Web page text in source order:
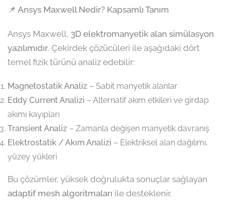
📌 Ansys Maxwell Nedir? Kapsamlı Tanım
Ansys Maxwell, 3D elektromanyetik alan simülasyon
yazılımıdır. Çekirdek çözücüleri ile aşağıdaki dört
temel fizik türünü analiz edebilir:
Magnetostatik Analiz – Sabit manyetik alanlar
Eddy Current Analizi – Alternatif akım etkileri ve girdap
akımı kayıpları
Transient Analiz – Zamanla değişen manyetik davranış
Elektrostatik / Akım Analizi – Elektriksel alan dağılımı,
yüzey yükleri
Bu çözümler, yüksek doğrulukta sonuçlar sağlayan
adaptif mesh algoritmaları ile desteklenir.